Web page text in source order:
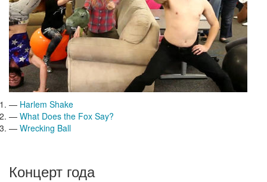
— Harlem Shake
— What Does the Fox Say?
— Wrecking Ball
Концерт года